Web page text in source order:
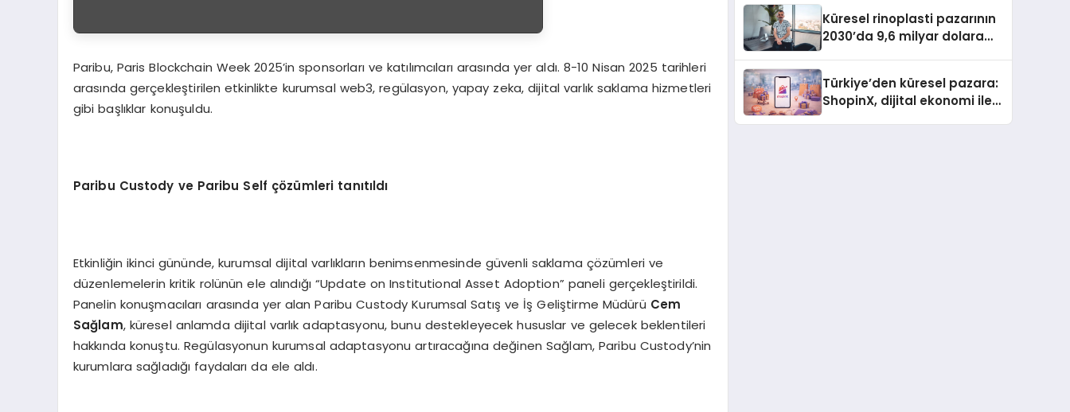
Paribu, Paris Blockchain Week 2025’in sponsorları ve katılımcıları arasında yer aldı. 8-10 Nisan 2025 tarihleri
arasında gerçekleştirilen etkinlikte kurumsal web3, regülasyon, yapay zeka, dijital varlık saklama hizmetleri
gibi başlıklar konuşuldu.
Paribu Custody ve Paribu Self çözümleri tanıtıldı
Etkinliğin ikinci gününde, kurumsal dijital varlıkların benimsenmesinde güvenli saklama çözümleri ve
düzenlemelerin kritik rolünün ele alındığı “Update on Institutional Asset Adoption” paneli gerçekleştirildi.
Panelin konuşmacıları arasında yer alan Paribu Custody Kurumsal Satış ve İş Geliştirme Müdürü Cem
Sağlam, küresel anlamda dijital varlık adaptasyonu, bunu destekleyecek hususlar ve gelecek beklentileri
hakkında konuştu. Regülasyonun kurumsal adaptasyonu artıracağına değinen Sağlam, Paribu Custody’nin
kurumlara sağladığı faydaları da ele aldı.
Küresel rinoplasti pazarının
2030’da 9,6 milyar dolara
Türkiye’den küresel pazara:
ShopinX, dijital ekonomi ile